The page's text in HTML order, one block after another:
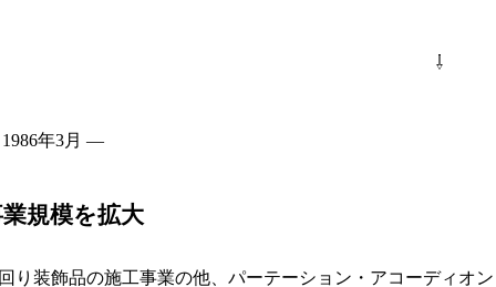
⇩
年3月 ―
規模を拡大
り装飾品の施工事業の他、パーテーション・アコーディオ